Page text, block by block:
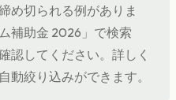
め切られる例がありま
補助金 2026」で検索
認してください。詳しく
動絞り込みができます。